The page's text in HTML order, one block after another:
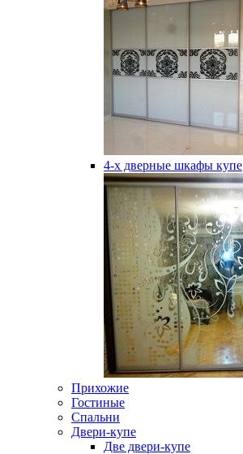
4-х дверные шкафы купе
Прихожие
Гостиные
Спальни
Двери-купе
Две двери-купе